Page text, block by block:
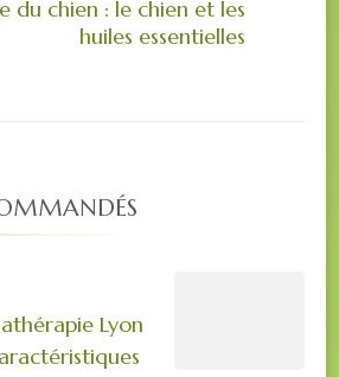
du chien : le chien et les
huiles essentielles
Lyon